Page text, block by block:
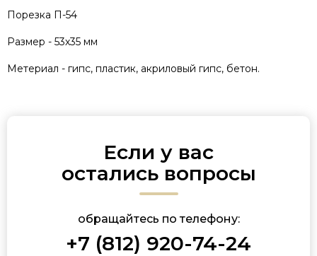
Порезка П-54
Размер - 53х35 мм
Метериал - гипс, пластик, акриловый гипс, бетон.
Если у вас
остались вопросы
обращайтесь по телефону:
+7 (812) 920-74-24